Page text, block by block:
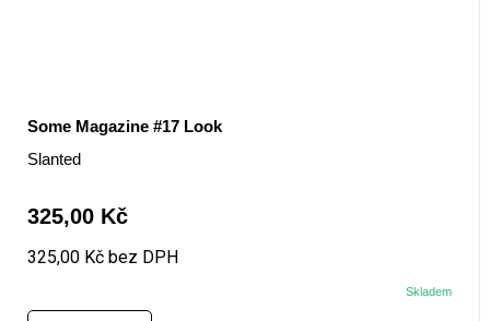
Some Magazine #17 Look
Slanted
325,00 Kč
325,00 Kč bez DPH
Skladem